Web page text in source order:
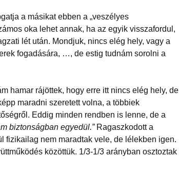
a másikat ebben a „veszélyes
oka lehet annak, ha az egyik visszafordul,
lét után. Mondjuk, nincs elég hely, vagy a
fogadására, …, de estig tudnám sorolni a
hamar rájöttek, hogy erre itt nincs elég hely, de
maradni szeretett volna, a többiek
Eddig minden rendben is lenne, de a
biztonságban egyedül.”Ragaszkodott a
fizikailag nem maradtak vele, de lélekben igen.
közöttük. 1/3-1/3 arányban osztoztak